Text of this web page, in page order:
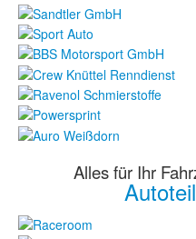
Alles für Ihr